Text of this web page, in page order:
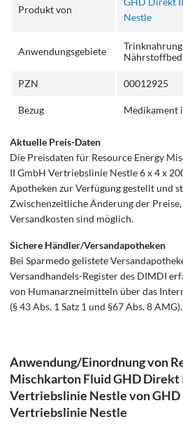
Produkt von
Nestle
Anwendungsgebiete
PZN 00012925
Bezug Medikament
Aktuelle Preis-Daten
Die Preisdaten für Resource Energy
II GmbH Vertriebslinie Nestle 6 x 4 x
Apotheken zur Verfügung gestellt und
Zwischenzeitliche Änderung der Preise,
Versandkosten sind möglich.
Sichere Händler/Versandapotheken
Bei Sparmedo gelistete
Versandhandels-Register des DIMDI
von Humanarzneimitteln über das
(§ 43 Abs. 1 Satz 1 und §67 Abs. 8 AMG).
Anwendung/Einordnung von
Mischkarton Fluid GHD Direkt
Vertriebslinie Nestle von
Vertriebslinie Nestle